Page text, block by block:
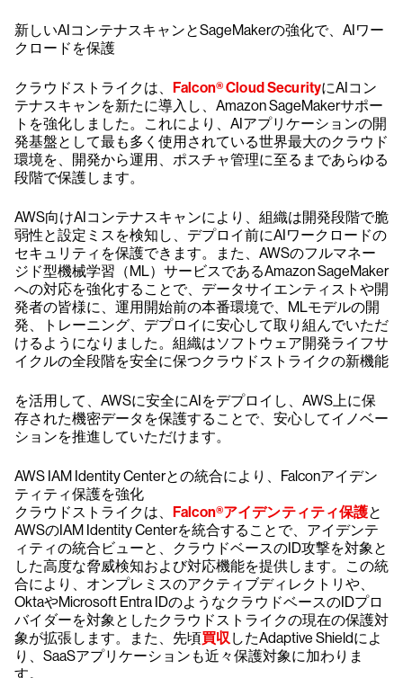
新しいAIコンテナスキャンとSageMakerの強化で、AIワー
クロードを保護
クラウドストライクは、 Falcon® Cloud SecurityにAIコン
テナスキャンを新たに導入し、Amazon SageMakerサポー
トを強化しました。これにより、AIアプリケーションの開
発基盤として最も多く使用されている世界最大のクラウド
環境を、開発から運用、ポスチャ管理に至るまであらゆる
段階で保護します。
AWS向けAIコンテナスキャンにより、組織は開発段階で脆
弱性と設定ミスを検知し、デプロイ前にAIワークロードの
セキュリティを保護できます。また、AWSのフルマネー
ジド型機械学習（ML）サービスであるAmazon SageMaker
への対応を強化することで、データサイエンティストや開
発者の皆様に、運用開始前の本番環境で、MLモデルの開
発、トレーニング、デプロイに安心して取り組んでいただ
けるようになりました。組織はソフトウェア開発ライフサ
イクルの全段階を安全に保つクラウドストライクの新機能
を活用して、AWSに安全にAIをデプロイし、AWS上に保
存された機密データを保護することで、安心してイノベー
ションを推進していただけます。
AWS IAM Identity Centerとの統合により、Falconアイデン
ティティ保護を強化
クラウドストライクは、 Falcon®アイデンティティ保護と
AWSのIAM Identity Centerを統合することで、アイデンテ
ィティの統合ビューと、クラウドベースのID攻撃を対象と
した高度な脅威検知および対応機能を提供します。この統
合により、オンプレミスのアクティブディレクトリや、
OktaやMicrosoft Entra IDのようなクラウドベースのIDプロ
バイダーを対象としたクラウドストライクの現在の保護対
象が拡張します。また、先頃買収したAdaptive Shieldによ
り、SaaSアプリケーションも近々保護対象に加わりま
す。